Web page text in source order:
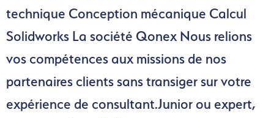
technique Conception mécanique Calcul
Solidworks La société Qonex Nous relions
vos compétences aux missions de nos
partenaires clients sans transiger sur votre
expérience de consultant.Junior ou expert,